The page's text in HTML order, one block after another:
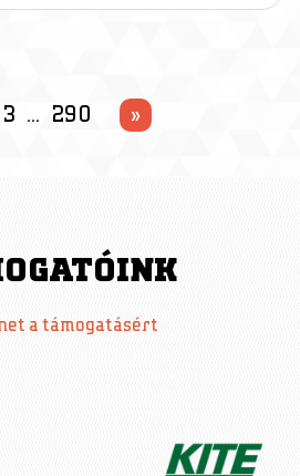
3 … 290 »
a támogatásért